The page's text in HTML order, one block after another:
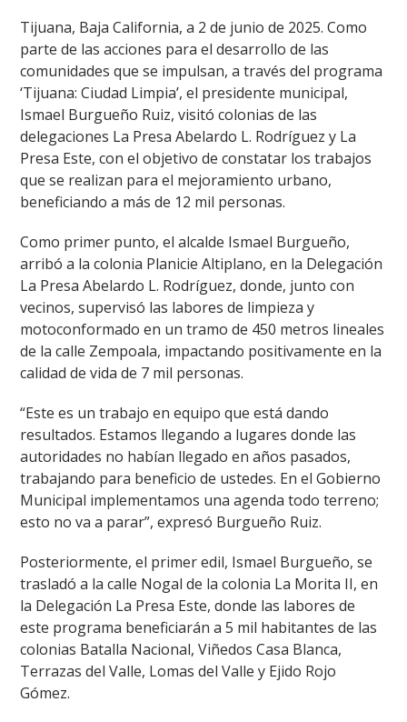
Tijuana, Baja California, a 2 de junio de 2025. Como
parte de las acciones para el desarrollo de las
comunidades que se impulsan, a través del programa
‘Tijuana: Ciudad Limpia’, el presidente municipal,
Ismael Burgueño Ruiz, visitó colonias de las
delegaciones La Presa Abelardo L. Rodríguez y La
Presa Este, con el objetivo de constatar los trabajos
que se realizan para el mejoramiento urbano,
beneficiando a más de 12 mil personas.
Como primer punto, el alcalde Ismael Burgueño,
arribó a la colonia Planicie Altiplano, en la Delegación
La Presa Abelardo L. Rodríguez, donde, junto con
vecinos, supervisó las labores de limpieza y
motoconformado en un tramo de 450 metros lineales
de la calle Zempoala, impactando positivamente en la
calidad de vida de 7 mil personas.
“Este es un trabajo en equipo que está dando
resultados. Estamos llegando a lugares donde las
autoridades no habían llegado en años pasados,
trabajando para beneficio de ustedes. En el Gobierno
Municipal implementamos una agenda todo terreno;
esto no va a parar”, expresó Burgueño Ruiz.
Posteriormente, el primer edil, Ismael Burgueño, se
trasladó a la calle Nogal de la colonia La Morita II, en
la Delegación La Presa Este, donde las labores de
este programa beneficiarán a 5 mil habitantes de las
colonias Batalla Nacional, Viñedos Casa Blanca,
Terrazas del Valle, Lomas del Valle y Ejido Rojo
Gómez.